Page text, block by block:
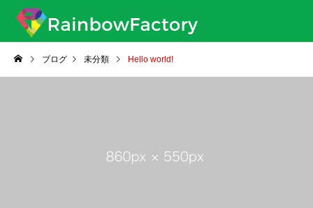
ブログ 未分類 Hello world!